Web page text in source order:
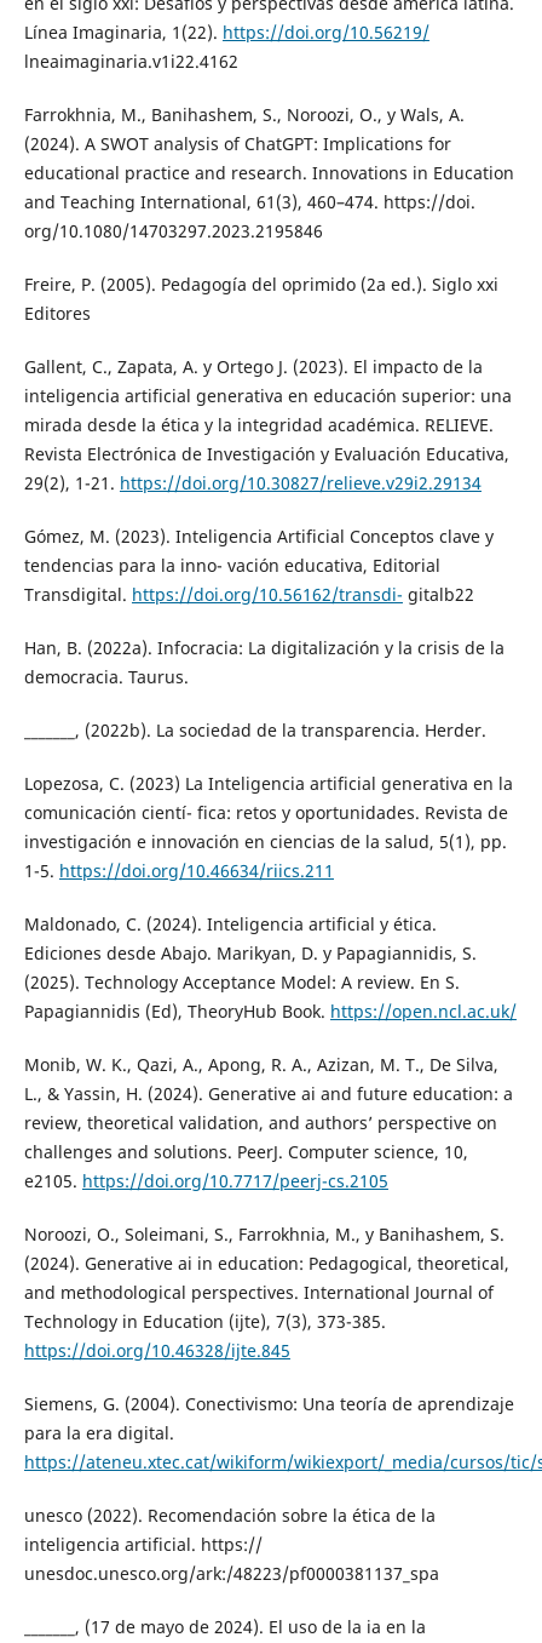
Línea Imaginaria, 1(22). https://doi.org/10.56219/
lneaimaginaria.v1i22.4162
Farrokhnia, M., Banihashem, S., Noroozi, O., y Wals, A.
(2024). A SWOT analysis of ChatGPT: Implications for
educational practice and research. Innovations in Education
and Teaching International, 61(3), 460–474. https://doi.
org/10.1080/14703297.2023.2195846
Freire, P. (2005). Pedagogía del oprimido (2a ed.). Siglo xxi
Editores
Gallent, C., Zapata, A. y Ortego J. (2023). El impacto de la
inteligencia artificial generativa en educación superior: una
mirada desde la ética y la integridad académica. RELIEVE.
Revista Electrónica de Investigación y Evaluación Educativa,
29(2), 1-21. https://doi.org/10.30827/relieve.v29i2.29134
Gómez, M. (2023). Inteligencia Artificial Conceptos clave y
tendencias para la inno- vación educativa, Editorial
Transdigital. https://doi.org/10.56162/transdi- gitalb22
Han, B. (2022a). Infocracia: La digitalización y la crisis de la
democracia. Taurus.
_______, (2022b). La sociedad de la transparencia. Herder.
Lopezosa, C. (2023) La Inteligencia artificial generativa en la
comunicación cientí- fica: retos y oportunidades. Revista de
investigación e innovación en ciencias de la salud, 5(1), pp.
1-5. https://doi.org/10.46634/riics.211
Maldonado, C. (2024). Inteligencia artificial y ética.
Ediciones desde Abajo. Marikyan, D. y Papagiannidis, S.
(2025). Technology Acceptance Model: A review. En S.
Papagiannidis (Ed), TheoryHub Book. https://open.ncl.ac.uk/
Monib, W. K., Qazi, A., Apong, R. A., Azizan, M. T., De Silva,
L., & Yassin, H. (2024). Generative ai and future education: a
review, theoretical validation, and authors’ perspective on
challenges and solutions. PeerJ. Computer science, 10,
e2105. https://doi.org/10.7717/peerj-cs.2105
Noroozi, O., Soleimani, S., Farrokhnia, M., y Banihashem, S.
(2024). Generative ai in education: Pedagogical, theoretical,
and methodological perspectives. International Journal of
Technology in Education (ijte), 7(3), 373-385.
https://doi.org/10.46328/ijte.845
Siemens, G. (2004). Conectivismo: Una teoría de aprendizaje
para la era digital.
https://ateneu.xtec.cat/wikiform/wikiexport/_media/cursos/tic/
unesco (2022). Recomendación sobre la ética de la
inteligencia artificial. https://
unesdoc.unesco.org/ark:/48223/pf0000381137_spa
_______, (17 de mayo de 2024). El uso de la ia en la